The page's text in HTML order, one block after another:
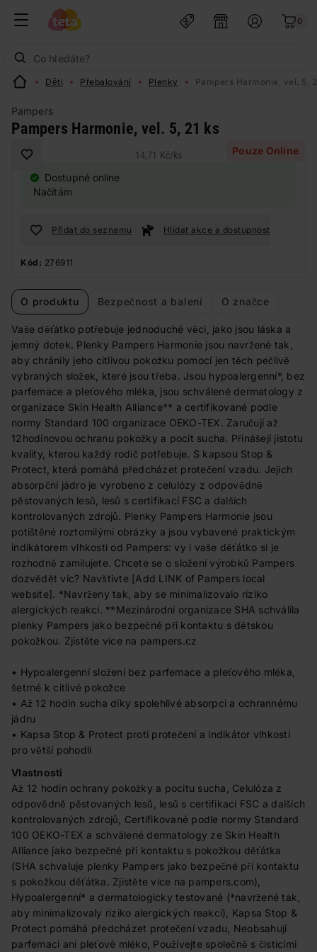
0
Děti Přebalování Plenky Pampers Harmonie, vel. 5,
Pampers
Pampers Harmonie, vel. 5, 21 ks
Pouze Online
14,71 Kč/ks
Dostupné online
Načítám
Přidat do seznamu Hlídat akce a dostupnost
Kód: 276911
O produktu Bezpečnost a balení O značce
Vaše děťátko potřebuje jednoduché věci, jako jsou láska a
jemný dotek. Plenky Pampers Harmonie jsou navržené tak,
aby chránily jeho citlivou pokožku pomocí jen těch pečlivě
vybraných složek, které jsou třeba. Jsou hypoalergenní*, bez
parfemace a pleťového mléka, jsou schválené dermatology z
organizace Skin Health Alliance** a certifikované podle
normy Standard 100 organizace OEKO-TEX. Zaručují až
12hodinovou ochranu pokožky a pocit sucha. Přinášejí jistotu
kvality, kterou každý rodič potřebuje. S kapsou Stop &
Protect, která pomáhá předcházet protečení vzadu. Jejich
absorpční jádro je vyrobeno z celulózy z odpovědně
pěstovaných lesů, lesů s certifikací FSC a dalších
kontrolovaných zdrojů. Plenky Pampers Harmonie jsou
potištěné roztomilými obrázky a jsou vybavené praktickým
indikátorem vlhkosti od Pampers: vy i vaše děťátko si je
rozhodně zamilujete. Chcete se o složení výrobků Pampers
dozvědět víc? Navštivte [Add LINK of Pampers local
website]. *Navrženy tak, aby se minimalizovalo riziko
alergických reakcí. **Mezinárodní organizace SHA schválila
plenky Pampers jako bezpečné při kontaktu s dětskou
pokožkou. Zjistěte více na pampers.cz
• Hypoalergenní složení bez parfemace a pleťového mléka,
šetrné k citlivé pokožce
• Až 12 hodin sucha díky spolehlivé absorpci a ochrannému
jádru
• Kapsa Stop & Protect proti protečení a indikátor vlhkosti
pro větší pohodlí
Vlastnosti
Až 12 hodin ochrany pokožky a pocitu sucha, Celulóza z
odpovědně pěstovaných lesů, lesů s certifikací FSC a dalších
kontrolovaných zdrojů, Certifikované podle normy Standard
100 OEKO-TEX a schválené dermatology ze Skin Health
Alliance jako bezpečné při kontaktu s pokožkou děťátka
(SHA schvaluje plenky Pampers jako bezpečné při kontaktu
s pokožkou děťátka. Zjistěte více na pampers.com),
Hypoalergenní* a dermatologicky testované (*navržené tak,
aby minimalizovaly riziko alergických reakcí), Kapsa Stop &
Protect pomáhá předcházet protečení vzadu, Neobsahují
parfemaci ani pleťové mléko, Používejte společně s čisticími